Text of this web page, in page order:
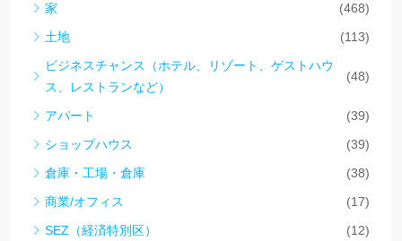
家
(468)
土地
(113)
ビジネスチャンス（ホテル、リゾート、ゲストハウ
ス、レストランなど）
(48)
アパート
(39)
ショップハウス
(39)
倉庫・工場・倉庫
(38)
商業/オフィス
(17)
SEZ（経済特別区）
(12)